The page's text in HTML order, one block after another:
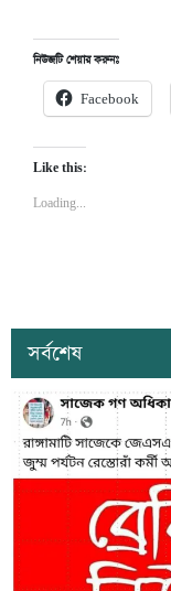
নিউজটি শেয়ার করুনঃ
Facebook
Like this:
Loading...
সর্বশেষ